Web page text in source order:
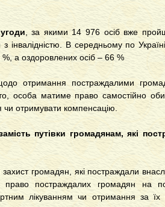
, за якими 14 976 осіб вже
інвалідністю. В середньому по
а оздоровлених осіб – 66 %
отримання постраждалими
особа матиме право самостійно
чи отримувати компенсацію.
путівки громадянам, які
громадян, які постраждали
постраждалих громадян на
лікуванням чи отримання за